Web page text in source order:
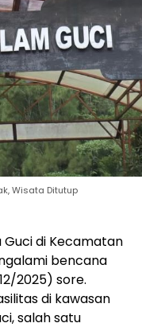
Wisata Ditutup
Guci di Kecamatan
bencana
2025) sore.
di kawasan
salah satu